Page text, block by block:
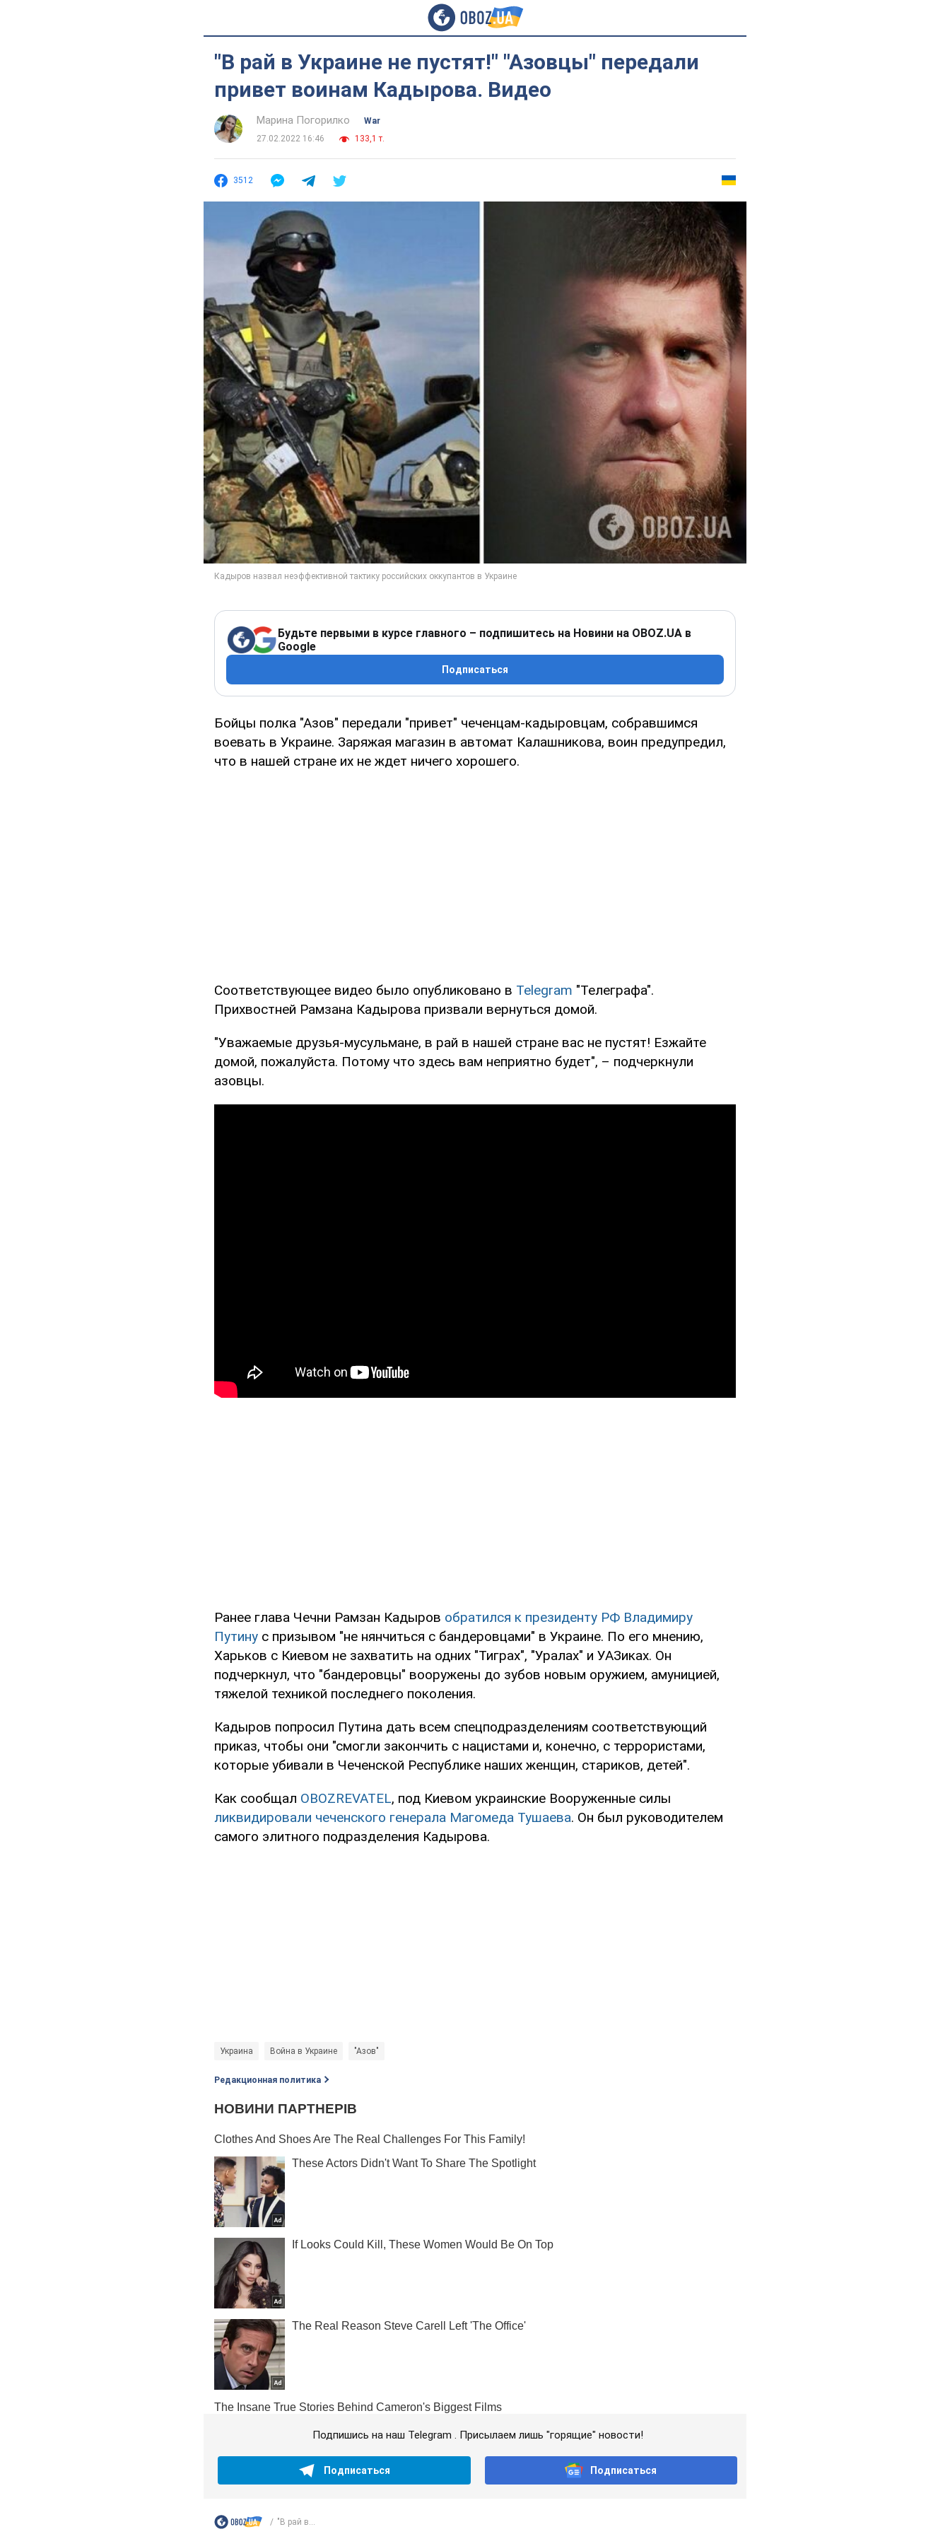
"В рай в Украине не пустят!" "Азовцы" передали
привет воинам Кадырова. Видео
Марина Погорилко
War
27.02.2022 16:46
133,1 т.
3512
Будьте первыми в курсе главного – подпишитесь на Новини на OBOZ.UA в
Google
Подписаться
Бойцы полка "Азов" передали "привет" чеченцам-кадыровцам, собравшимся
воевать в Украине. Заряжая магазин в автомат Калашникова, воин предупредил,
что в нашей стране их не ждет ничего хорошего.
Соответствующее видео было опубликовано в Telegram "Телеграфа".
Прихвостней Рамзана Кадырова призвали вернуться домой.
"Уважаемые друзья-мусульмане, в рай в нашей стране вас не пустят! Езжайте
домой, пожалуйста. Потому что здесь вам неприятно будет", – подчеркнули
азовцы.
Ранее глава Чечни Рамзан Кадыров обратился к президенту РФ Владимиру
Путину с призывом "не нянчиться с бандеровцами" в Украине. По его мнению,
Харьков с Киевом не захватить на одних "Тиграх", "Уралах" и УАЗиках. Он
подчеркнул, что "бандеровцы" вооружены до зубов новым оружием, амуницией,
тяжелой техникой последнего поколения.
Кадыров попросил Путина дать всем спецподразделениям соответствующий
приказ, чтобы они "смогли закончить с нацистами и, конечно, с террористами,
которые убивали в Чеченской Республике наших женщин, стариков, детей".
Как сообщал OBOZREVATEL, под Киевом украинские Вооруженные силы
ликвидировали чеченского генерала Магомеда Тушаева. Он был руководителем
самого элитного подразделения Кадырова.
Украина Война в Украине "Азов"
Редакционная политика
Подпишись на наш Telegram . Присылаем лишь "горящие" новости!
Подписаться Подписаться
"В рай в...